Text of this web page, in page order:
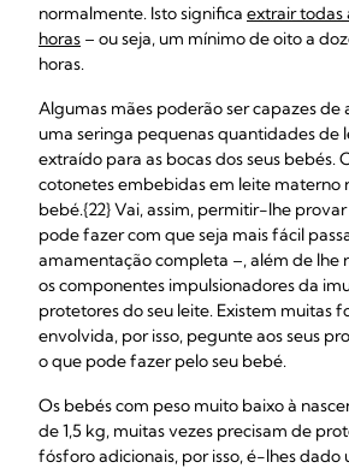
normalmente. Isto significa extrair todas
horas – ou seja, um mínimo de oito a
horas.
Algumas mães poderão ser capazes de
uma seringa pequenas quantidades de
extraído para as bocas dos seus bebés.
cotonetes embebidas em leite materno
bebé.{22} Vai, assim, permitir-lhe
pode fazer com que seja mais fácil
amamentação completa –, além de lhe
os componentes impulsionadores da
protetores do seu leite. Existem muitas
envolvida, por isso, pegunte aos seus
o que pode fazer pelo seu bebé.
Os bebés com peso muito baixo à
de 1,5 kg, muitas vezes precisam de
fósforo adicionais, por isso, é-lhes